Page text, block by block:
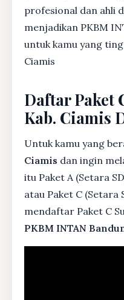
profesional dan ahli
menjadikan PKBM
untuk kamu yang
Ciamis
Daftar Paket
Kab. Ciamis
Untuk kamu yang
Ciamis dan ingin
itu Paket A (Setara
atau Paket C (Setara
mendaftar Paket C
PKBM INTAN